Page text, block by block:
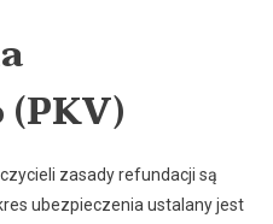
zasady refundacji są
ubezpieczenia ustalany jest